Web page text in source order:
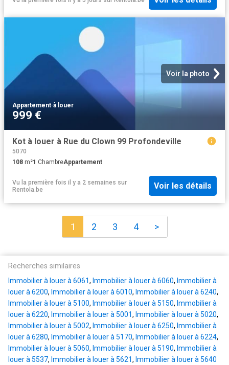
Voir la photo
Appartement·à louer
999 €
Kot à louer à Rue du Clown 99 Profondeville
5070
108 m²1 ChambreAppartement
Vu la première fois il y a 2 semaines sur
Rentola.be
Voir les détails
1 2 3 4 >
Recherches similaires
Immobilier à louer à 6061, Immobilier à louer à 6060, Immobilier à
louer à 6200, Immobilier à louer à 6010, Immobilier à louer à 6240,
Immobilier à louer à 5100, Immobilier à louer à 5150, Immobilier à
louer à 6220, Immobilier à louer à 5001, Immobilier à louer à 5020,
Immobilier à louer à 5002, Immobilier à louer à 6250, Immobilier à
louer à 6280, Immobilier à louer à 5170, Immobilier à louer à 6224,
Immobilier à louer à 5060, Immobilier à louer à 5190, Immobilier à
louer à 5537, Immobilier à louer à 5621, Immobilier à louer à 5640